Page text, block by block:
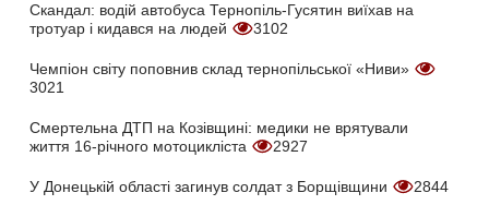
Скандал: водій автобуса Тернопіль-Гусятин виїхав на
тротуар і кидався на людей
3102
Чемпіон світу поповнив склад тернопільської «Ниви»
3021
Смертельна ДТП на Козівщині: медики не врятували
життя 16-річного мотоцикліста
2927
У Донецькій області загинув солдат з Борщівщини 2844